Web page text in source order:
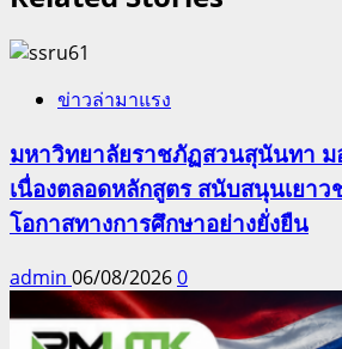
ข่าวล่ามาแรง
มหาวิทยาลัยราชภัฏสวนสุนันทา
เนื่องตลอดหลักสูตร สนับสนุนเยาว
โอกาสทางการศึกษาอย่างยั่งยืน
admin 06/08/20260